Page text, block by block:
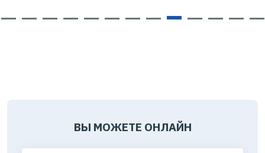
ВЫ МОЖЕТЕ ОНЛАЙН